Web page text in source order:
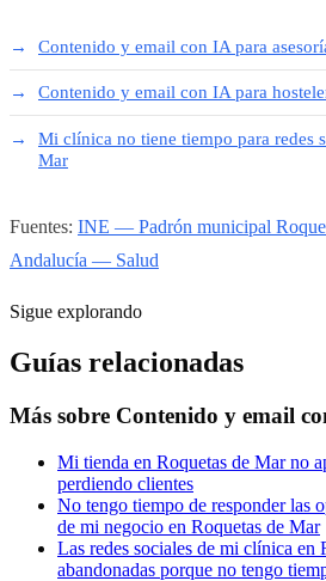
Contenido y email con IA para
Contenido y email con IA para
Mi clínica no tiene tiempo para redes
Mar
Fuentes: INE — Padrón municipal
Andalucía — Salud
Sigue explorando
Guías relacionadas
Más sobre Contenido y email
Mi tienda en Roquetas de Mar no
perdiendo clientes
No tengo tiempo de responder las
de mi negocio en Roquetas de Mar
Las redes sociales de mi clínica en
abandonadas porque no tengo